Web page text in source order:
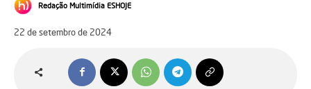
Redação Multimídia ESHOJE
22 de setembro de 2024